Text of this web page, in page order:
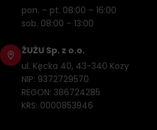
pon. – pt. 08:00 – 16:00
sob. 08:00 – 13:00
ŻUŻU Sp. z o.o.
ul. Kęcka 40, 43-340 Kozy
NIP: 9372729570
REGON: 386724285
KRS: 0000853946